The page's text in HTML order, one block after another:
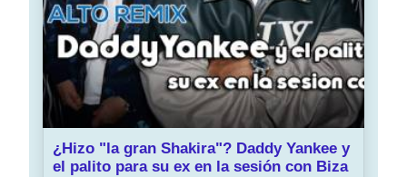
¿Hizo "la gran Shakira"? Daddy Yankee y
el palito para su ex en la sesión con Biza